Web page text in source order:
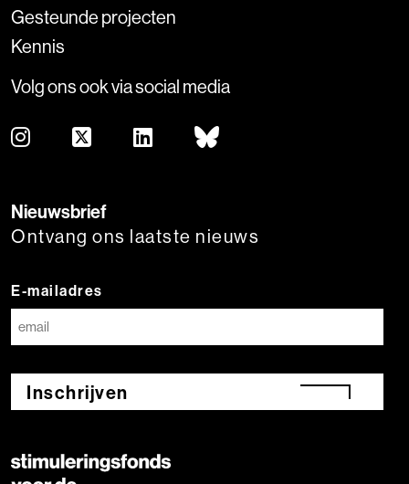
Gesteunde projecten
Kennis
Volg ons ook via social media
Nieuwsbrief
Ontvang ons laatste nieuws
E-mailadres
Inschrijven